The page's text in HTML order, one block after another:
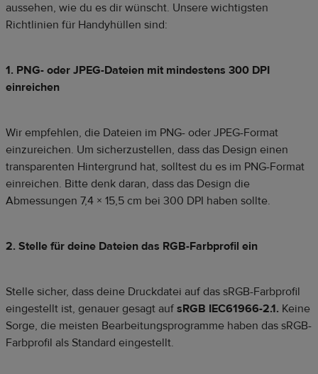
aussehen, wie du es dir wünscht. Unsere wichtigsten
Richtlinien für Handyhüllen sind:
1. PNG- oder JPEG-Dateien mit mindestens 300 DPI
einreichen
Wir empfehlen, die Dateien im PNG- oder JPEG-Format
einzureichen. Um sicherzustellen, dass das Design einen
transparenten Hintergrund hat, solltest du es im PNG-Format
einreichen. Bitte denk daran, dass das Design die
Abmessungen 7,4 × 15,5 cm bei 300 DPI haben sollte.
2. Stelle für deine Dateien das RGB-Farbprofil ein
Stelle sicher, dass deine Druckdatei auf das sRGB-Farbprofil
eingestellt ist, genauer gesagt auf sRGB IEC61966-2.1. Keine
Sorge, die meisten Bearbeitungsprogramme haben das sRGB-
Farbprofil als Standard eingestellt.